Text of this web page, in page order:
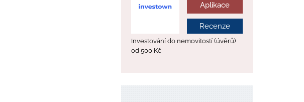
Aplikace
Recenze
Investování do nemovitostí (úvěrů)
od 500 Kč